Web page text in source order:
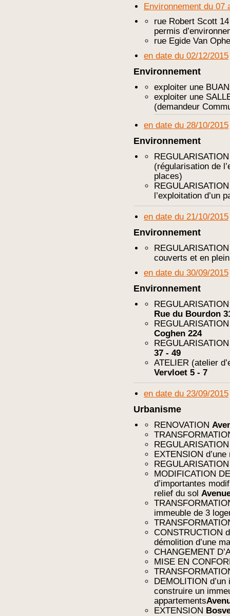
Environnement du 07
rue Robert Scott
permis
rue Egide Van
en date du 02/12/2015
Environnement
exploiter une
exploiter une
(demandeur
en date du 28/10/2015
Environnement
(régularisation de
places)
l’exploitation d’un
en date du 21/10/2015
Environnement
couverts et en
en date du 30/09/2015
Environnement
Rue du Bourdon
Coghen 224
37 - 49
ATELIER (atelier
Vervloet 5 - 7
en date du 23/09/2015
Urbanisme
RENOVATION
EXTENSION
MODIFICATION
d’importantes
relief du sol
immeuble de 3
CONSTRUCTION
démolition d’une
CHANGEMENT
MISE EN
DEMOLITION
construire un
appartements
EXTENSION